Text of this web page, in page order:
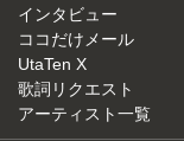
インタビュー
ココだけメール
UtaTen X
歌詞リクエスト
アーティスト一覧